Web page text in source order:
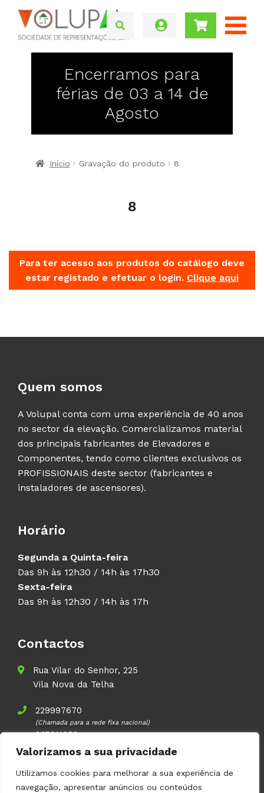
Valorizamos a sua privacidade
Utilizamos cookies para melhorar a sua experiência de
navegação, apresentar anúncios ou conteúdos
Encerramos para
férias de 03 a 14 de
Agosto
Início Gravação do produto 8
8
Para ter acesso aos produtos do catálogo deve
estar registado e efetuar o login. Clique aqui
Quem somos
A Volupal conta com uma experiência de 40 anos
no sector da elevação. Comercializamos material
dos principais fabricantes de Elevadores e
Componentes, tendo como clientes exclusivos os
PROFISSIONAIS deste sector (fabricantes e
instaladores de ascensores).
Horário
Segunda a Quinta-feira
Das 9h às 12h30 / 14h às 17h30
Sexta-feira
Das 9h às 12h30 / 14h às 17h
Contactos
Rua Vilar do Senhor, 225
Vila Nova da Telha
229997670
(Chamada para a rede fixa nacional)
937911083
(Chamada para a rede móvel nacional)
geral@volupal.pt